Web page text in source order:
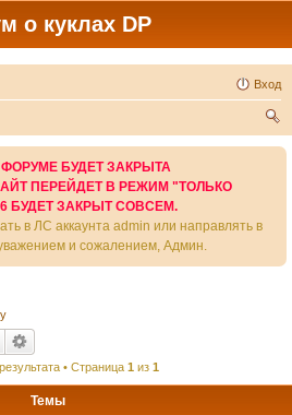
о куклах DP
Вход
БУДЕТ ЗАКРЫТА
ПЕРЕЙДЕТ В РЕЖИМ "ТОЛЬКО
БУДЕТ ЗАКРЫТ СОВСЕМ.
в ЛС аккаунта admin или направлять в
и сожалением, Админ.
• Страница 1 из 1
Темы